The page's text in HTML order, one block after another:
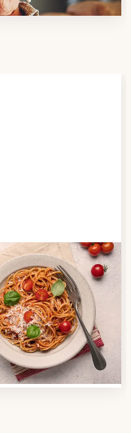
Dienst-Suche,
es in Ihrer
zu Ihnen passt.
Überblick über die